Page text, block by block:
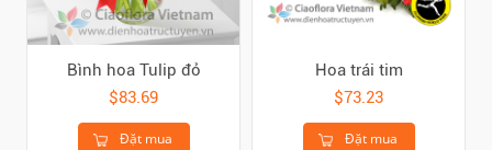
Bình hoa Tulip đỏ
$83.69
Đặt mua
Hoa trái tim
$73.23
Đặt mua